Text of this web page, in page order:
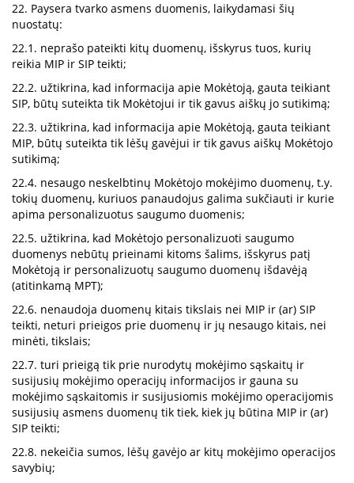
22. Paysera tvarko asmens duomenis, laikydamasi šių
nuostatų:
22.1. neprašo pateikti kitų duomenų, išskyrus tuos, kurių
reikia MIP ir SIP teikti;
22.2. užtikrina, kad informacija apie Mokėtoją, gauta teikiant
SIP, būtų suteikta tik Mokėtojui ir tik gavus aiškų jo sutikimą;
22.3. užtikrina, kad informacija apie Mokėtoją, gauta teikiant
MIP, būtų suteikta tik lėšų gavėjui ir tik gavus aiškų Mokėtojo
sutikimą;
22.4. nesaugo neskelbtinų Mokėtojo mokėjimo duomenų, t.y.
tokių duomenų, kuriuos panaudojus galima sukčiauti ir kurie
apima personalizuotus saugumo duomenis;
22.5. užtikrina, kad Mokėtojo personalizuoti saugumo
duomenys nebūtų prieinami kitoms šalims, išskyrus patį
Mokėtoją ir personalizuotų saugumo duomenų išdavėją
(atitinkamą MPT);
22.6. nenaudoja duomenų kitais tikslais nei MIP ir (ar) SIP
teikti, neturi prieigos prie duomenų ir jų nesaugo kitais, nei
minėti, tikslais;
22.7. turi prieigą tik prie nurodytų mokėjimo sąskaitų ir
susijusių mokėjimo operacijų informacijos ir gauna su
mokėjimo sąskaitomis ir susijusiomis mokėjimo operacijomis
susijusių asmens duomenų tik tiek, kiek jų būtina MIP ir (ar)
SIP teikti;
22.8. nekeičia sumos, lėšų gavėjo ar kitų mokėjimo operacijos
savybių;